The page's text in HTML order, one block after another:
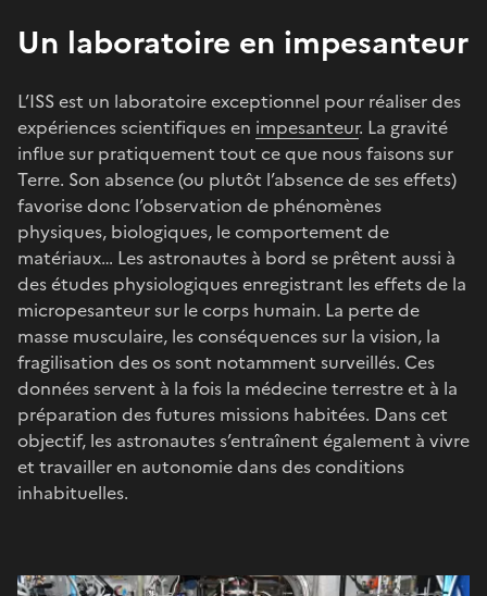
Un laboratoire en impesanteur
L’ISS est un laboratoire exceptionnel pour réaliser des
expériences scientifiques en impesanteur. La gravité
influe sur pratiquement tout ce que nous faisons sur
Terre. Son absence (ou plutôt l’absence de ses effets)
favorise donc l’observation de phénomènes
physiques, biologiques, le comportement de
matériaux… Les astronautes à bord se prêtent aussi à
des études physiologiques enregistrant les effets de la
micropesanteur sur le corps humain. La perte de
masse musculaire, les conséquences sur la vision, la
fragilisation des os sont notamment surveillés. Ces
données servent à la fois la médecine terrestre et à la
préparation des futures missions habitées. Dans cet
objectif, les astronautes s’entraînent également à vivre
et travailler en autonomie dans des conditions
inhabituelles.